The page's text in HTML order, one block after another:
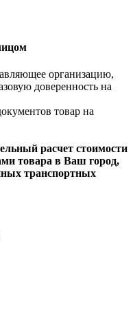
организацию,
доверенность на
товар на
расчет стоимости
товара в Ваш город,
транспортных